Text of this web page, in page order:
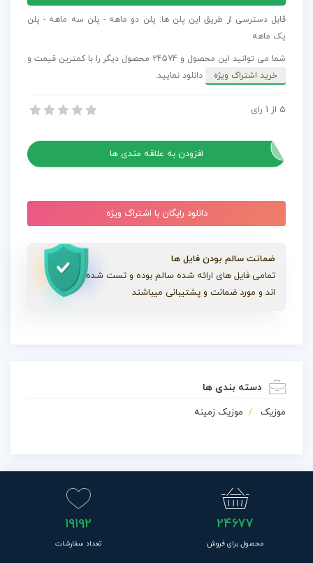
مخصوص
تیزر
Rock
And
عدد
قابل دسترسی از طریق این پلن ها: پلن دو ماهه - پلن سه ماهه - پلن
یک ماهه
شما می توانید این محصول و 24574 محصول دیگر را با کمترین قیمت و
خرید اشتراک ویژه
دانلود نمایید.
آهنگ راک مخصوص تیزر ورزشی Indie Rock Sports And Fitness
5 از 1 رای
افزودن به علاقه مندی ها
دانلود رایگان با اشتراک ویژه
ضمانت سالم بودن فایل ها
تمامی فایل های ارائه شده سالم بوده و تست شده
اند و مورد ضمانت و پشتیبانی میباشند
دسته بندی ها
موزیک موزیک زمینه
24677
محصول برای فروش
19192
تعداد سفارشات